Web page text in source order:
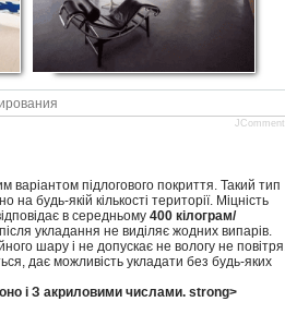
варіантом підлогового покриття. Такий тип
будь-якій кількості території. Міцність
в середньому 400 кілограм/
укладання не виділяє жодних випарів.
шару і не допускає не вологу не
дає можливість укладати без будь-яких
і З акриловими числами. strong>